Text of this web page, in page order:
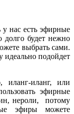
у нас есть эфирные
будет нежно
выбрать сами.
идеально подойдет
иланг-иланг, или
эфирные
нероли, потому
эфиры можете